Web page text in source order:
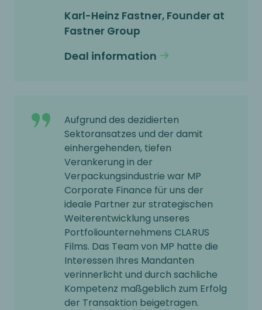
Karl-Heinz Fastner, Founder at
Fastner Group
Deal information
Aufgrund des dezidierten
Sektoransatzes und der damit
einhergehenden, tiefen
Verankerung in der
Verpackungsindustrie war MP
Corporate Finance für uns der
ideale Partner zur strategischen
Weiterentwicklung unseres
Portfoliounternehmens CLARUS
Films. Das Team von MP hatte die
Interessen Ihres Mandanten
verinnerlicht und durch sachliche
Kompetenz maßgeblich zum Erfolg
der Transaktion beigetragen.